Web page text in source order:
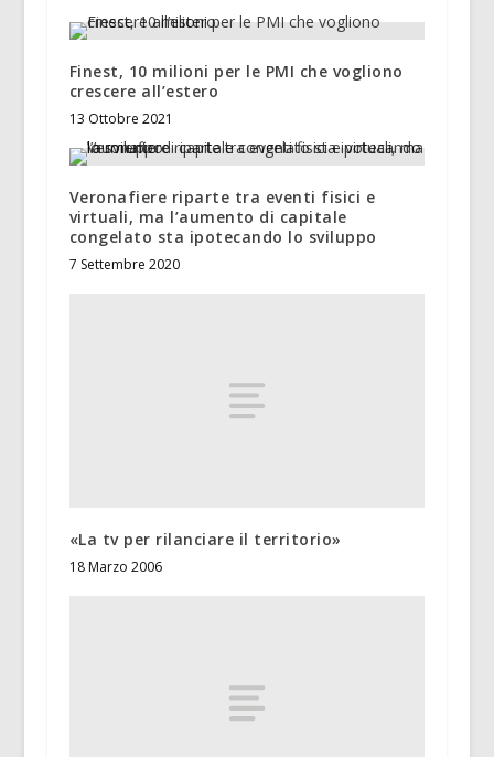
Finest, 10 milioni per le PMI che vogliono
crescere all’estero
13 Ottobre 2021
Veronafiere riparte tra eventi fisici e
virtuali, ma l’aumento di capitale
congelato sta ipotecando lo sviluppo
7 Settembre 2020
«La tv per rilanciare il territorio»
18 Marzo 2006